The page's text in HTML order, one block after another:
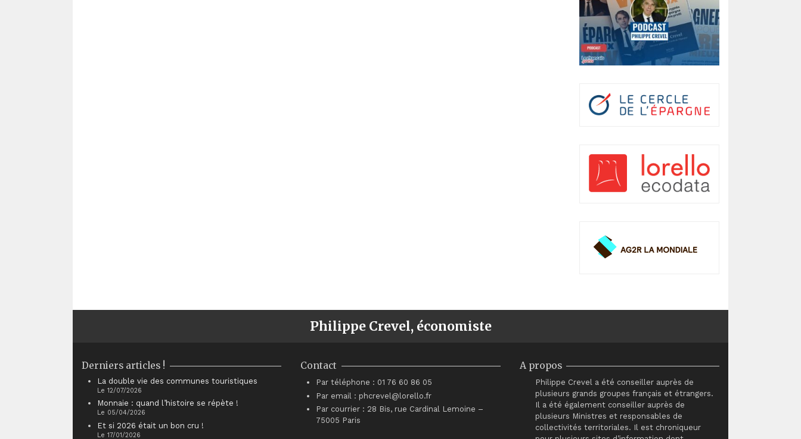
Philippe Crevel, économiste
Derniers articles !
La double vie des communes touristiques
Le 12/07/2026
Monnaie : quand l’histoire se répète !
Le 05/04/2026
Et si 2026 était un bon cru !
Le 17/01/2026
Contact
Par téléphone : 01 76 60 86 05
Par email : phcrevel@lorello.fr
Par courrier : 28 Bis, rue Cardinal Lemoine –
75005 Paris
A propos
Philippe Crevel a été conseiller auprès de
plusieurs grands groupes français et étrangers.
Il a été également conseiller auprès de
plusieurs Ministres et responsables de
collectivités territoriales. Il est chroniqueur